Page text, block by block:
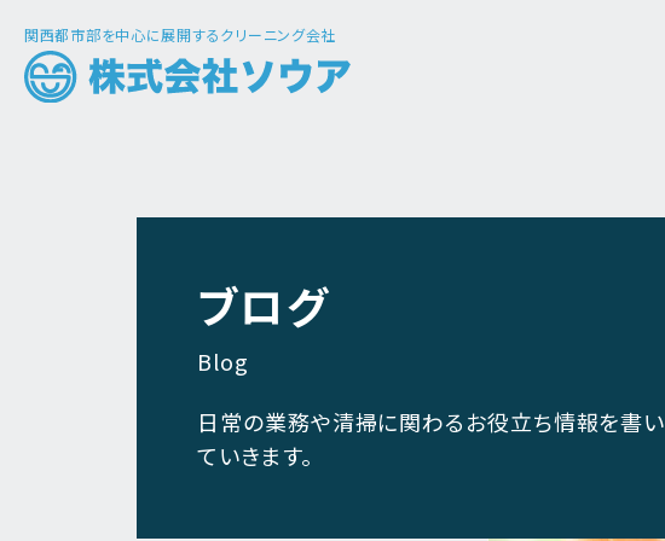
関西都市部を中心に展開するクリーニング会社
ブログ
Blog
日常の業務や清掃に関わるお役立ち情報を書い
ていきます。